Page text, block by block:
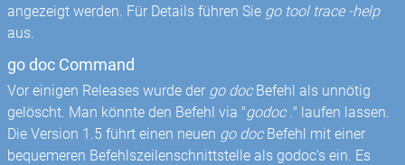
angezeigt werden. Für Details führen Sie go tool trace -help
aus.
go doc Command
Vor einigen Releases wurde der go docBefehl als unnötig
gelöscht. Man könnte den Befehl via "godoc ." laufen lassen.
Die Version 1.5 führt einen neuen go docBefehl mit einer
bequemeren Befehlszeilenschnittstelle als godoc's ein. Es